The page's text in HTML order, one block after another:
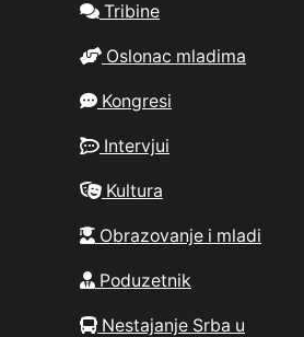
Tribine
Oslonac mladima
Kongresi
Intervjui
Kultura
Obrazovanje i mladi
Poduzetnik
Nestajanje Srba u